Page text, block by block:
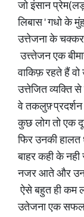
जो इंसान
लिबास ' गधो के
उत्तेजना के
उत्त्तेजन एक
वाकिफ़ रहते हैं
उत्तेजित व्यक्ति
वे तकलुफ़्
कुछ लोग तो एक
फिर उनकी हालत
बाहर कही के
नजर आते और
ऐसे बहुत ही कम
उतेजना एक